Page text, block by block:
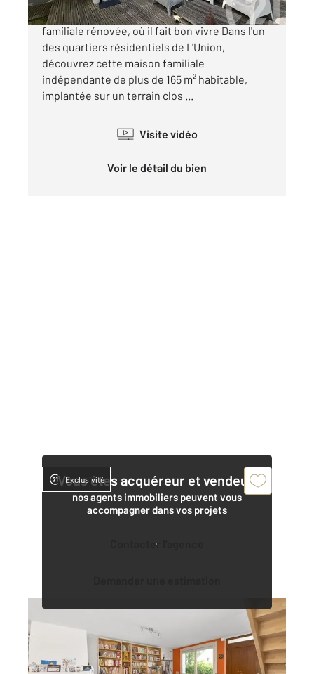
L'UNION (31240) L'élégance d'une maison
familiale rénovée, où il fait bon vivre Dans l'un
des quartiers résidentiels de L'Union,
découvrez cette maison familiale
indépendante de plus de 165 m² habitable,
implantée sur un terrain clos ...
Visite vidéo
Voir le détail du bien
Vous êtes acquéreur et vendeur,
nos agents immobiliers peuvent vous
accompagner dans vos projets
Contacter l'agence
Demander une estimation
Exclusivité
Ref : 75712
Maison à vendre